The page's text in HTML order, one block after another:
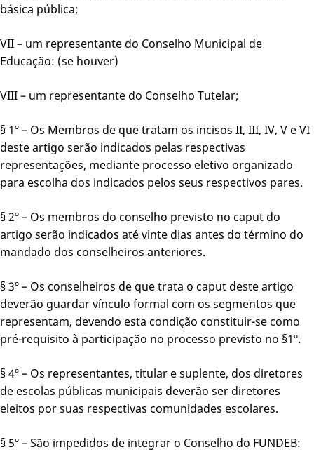
básica pública;
VII – um representante do Conselho Municipal de
Educação: (se houver)
VIII – um representante do Conselho Tutelar;
§ 1º – Os Membros de que tratam os incisos II, III, IV, V e VI
deste artigo serão indicados pelas respectivas
representações, mediante processo eletivo organizado
para escolha dos indicados pelos seus respectivos pares.
§ 2º – Os membros do conselho previsto no caput do
artigo serão indicados até vinte dias antes do término do
mandado dos conselheiros anteriores.
§ 3º – Os conselheiros de que trata o caput deste artigo
deverão guardar vínculo formal com os segmentos que
representam, devendo esta condição constituir-se como
pré-requisito à participação no processo previsto no §1º.
§ 4º – Os representantes, titular e suplente, dos diretores
de escolas públicas municipais deverão ser diretores
eleitos por suas respectivas comunidades escolares.
§ 5º – São impedidos de integrar o Conselho do FUNDEB: